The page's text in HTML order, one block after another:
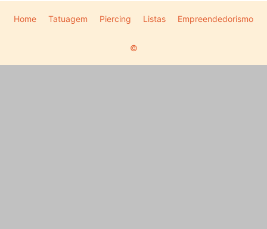
Home Tatuagem Piercing Listas Empreendedorismo
©